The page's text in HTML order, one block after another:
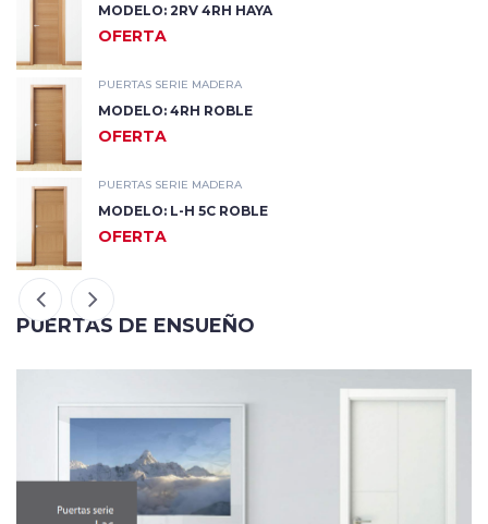
MODELO: L-V 2GN ROBLE
OFERTA
PUERTAS SERIE MADERA
MODELO: L-VH 1GW HAYA
OFERTA
PUERTAS SERIE MADERA
MODELO: L-H ROBLE
OFERTA
PUERTAS DE ENSUEÑO